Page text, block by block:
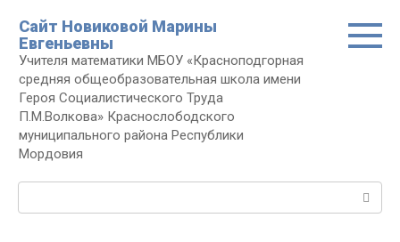
контенту
Сайт Новиковой Марины
Евгеньевны
Учителя математики МБОУ «Красноподгорная
средняя общеобразовательная школа имени
Героя Социалистического Труда
П.М.Волкова» Краснослободского
муниципального района Республики
Мордовия